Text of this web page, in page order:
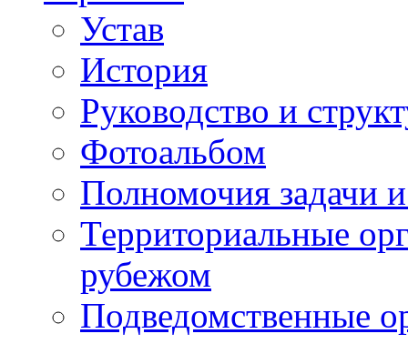
Устав
История
Руководство и
Фотоальбом
Полномочия задачи
Территориальные
рубежом
Подведомственные